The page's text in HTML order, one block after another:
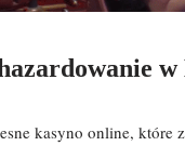
kasyno online, które